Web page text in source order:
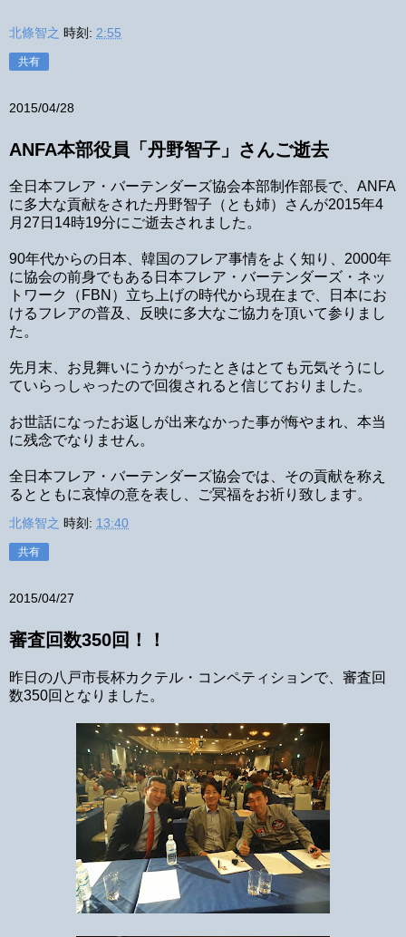
北條智之 時刻: 2:55
共有
2015/04/28
ANFA本部役員「丹野智子」さんご逝去
全日本フレア・バーテンダーズ協会本部制作部長で、ANFA
に多大な貢献をされた丹野智子（とも姉）さんが2015年4
月27日14時19分にご逝去されました。
90年代からの日本、韓国のフレア事情をよく知り、2000年
に協会の前身でもある日本フレア・バーテンダーズ・ネッ
トワーク（FBN）立ち上げの時代から現在まで、日本にお
けるフレアの普及、反映に多大なご協力を頂いて参りまし
た。
先月末、お見舞いにうかがったときはとても元気そうにし
ていらっしゃったので回復されると信じておりました。
お世話になったお返しが出来なかった事が悔やまれ、本当
に残念でなりません。
全日本フレア・バーテンダーズ協会では、その貢献を称え
るとともに哀悼の意を表し、ご冥福をお祈り致します。
北條智之 時刻: 13:40
共有
2015/04/27
審査回数350回！！
昨日の八戸市長杯カクテル・コンペティションで、審査回
数350回となりました。